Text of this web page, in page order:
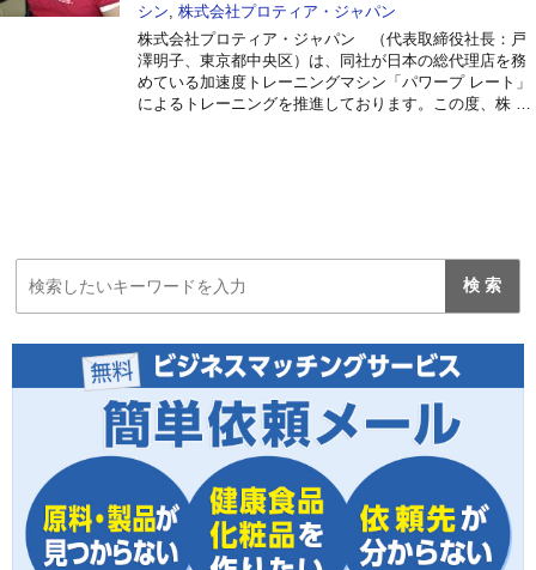
シン 株式会社プロティア・ジャパン
株式会社プロティア・ジャパン （代表取締役社長：戸
澤明子、東京都中央区）は、同社が日本の総代理店を務
めている加速度トレーニングマシン「パワープ レート」
によるトレーニングを推進しております。この度、株 …